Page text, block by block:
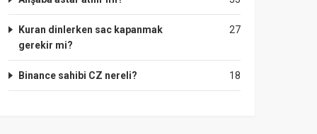
27
Kuran dinlerken sac kapanmak
gerekir mi?
18
Binance sahibi CZ nereli?